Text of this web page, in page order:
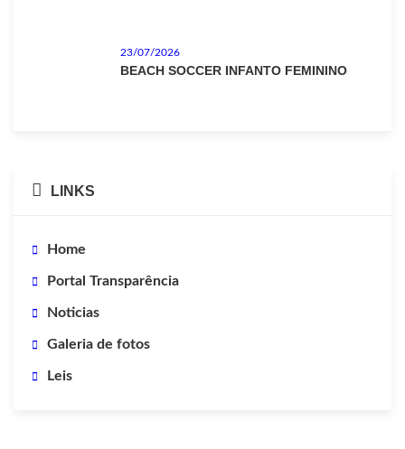
23/07/2026
BEACH SOCCER INFANTO FEMININO
LINKS
Home
Portal Transparência
Noticias
Galeria de fotos
Leis